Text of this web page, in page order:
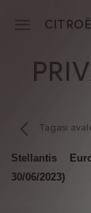
Tagasi
Stellantis
30/06/2023)